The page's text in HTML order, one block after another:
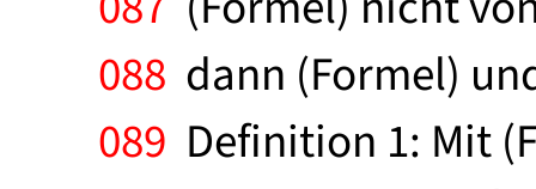
088 dann (Formel)
089 Definition 1: Mit